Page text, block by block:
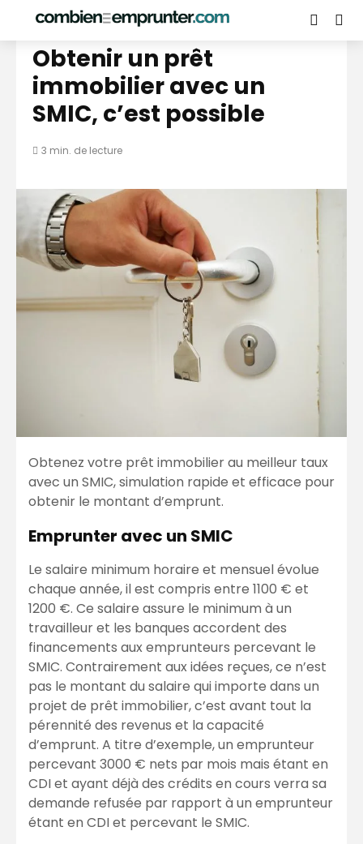
PRÊT IMMOBILIER
Obtenir un prêt
immobilier avec un
SMIC, c’est possible
3 min. de lecture
Obtenez votre prêt immobilier au meilleur taux
avec un SMIC, simulation rapide et efficace pour
obtenir le montant d’emprunt.
Emprunter avec un SMIC
Le salaire minimum horaire et mensuel évolue
chaque année, il est compris entre 1100 € et
1200 €. Ce salaire assure le minimum à un
travailleur et les banques accordent des
financements aux emprunteurs percevant le
SMIC. Contrairement aux idées reçues, ce n’est
pas le montant du salaire qui importe dans un
projet de prêt immobilier, c’est avant tout la
pérennité des revenus et la capacité
d’emprunt. A titre d’exemple, un emprunteur
percevant 3000 € nets par mois mais étant en
CDI et ayant déjà des crédits en cours verra sa
demande refusée par rapport à un emprunteur
étant en CDI et percevant le SMIC.